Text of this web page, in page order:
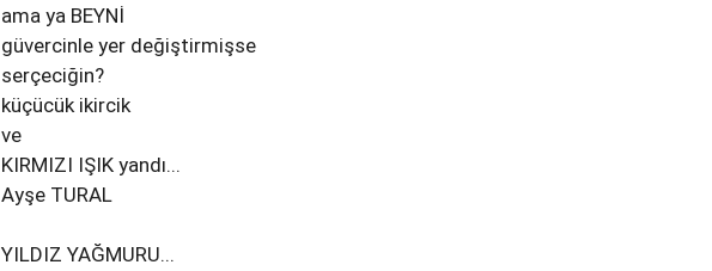
ama ya BEYNİ
güvercinle yer değiştirmişse
serçeciğin?
küçücük ikircik
ve
KIRMIZI IŞIK yandı...
Ayşe TURAL
YILDIZ YAĞMURU...